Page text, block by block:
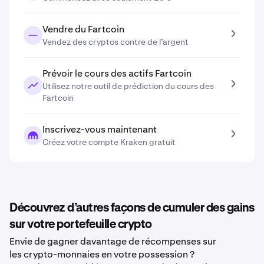
Vendre du Fartcoin
Vendez des cryptos contre de l’argent
Prévoir le cours des actifs Fartcoin
Utilisez notre outil de prédiction du cours des
Fartcoin
Inscrivez-vous maintenant
Créez votre compte Kraken gratuit
Découvrez d’autres façons de cumuler des gains
sur votre portefeuille crypto
Envie de gagner davantage de récompenses sur
les crypto-monnaies en votre possession ?